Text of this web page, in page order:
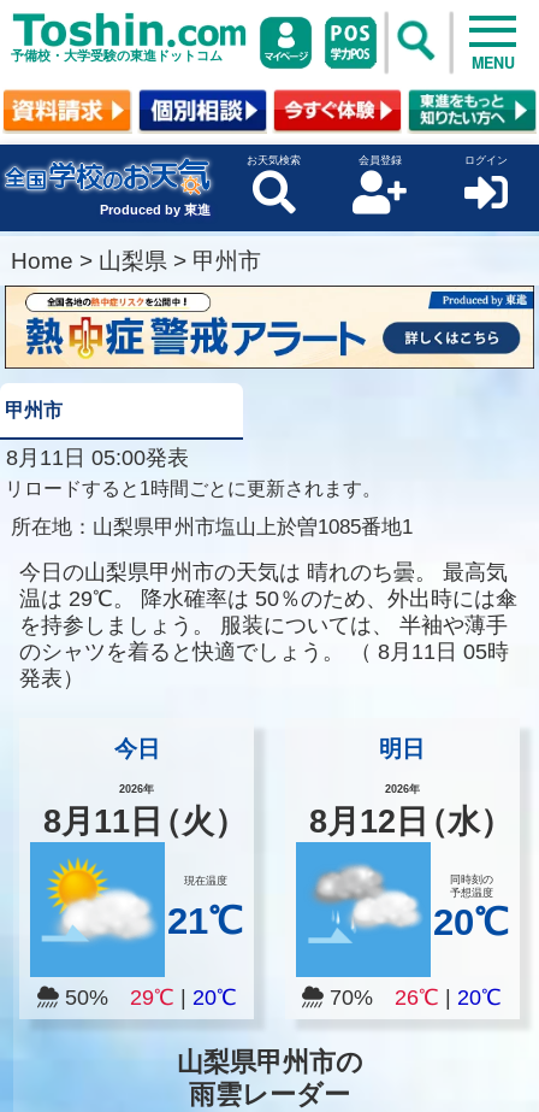
予備校・大学受験の東進ドットコム MENU
Produced by 東進
お天気検索 会員登録 ログイン
Home > 山梨県 > 甲州市
甲州市
8月11日 05:00発表
リロードすると1時間ごとに更新されます。
所在地： 山梨県甲州市塩山上於曽1085番地1
今日の山梨県甲州市の天気は 晴れのち曇。
最高気
温は 29℃。 降水確率は 50％のため、外出時には傘
を持参しましょう。
服装については、
半袖や薄手
のシャツを着ると快適でしょう。
（ 8月11日 05時
発表）
今日
2026年
8月 11日（火）
現在温度
21℃
50% 29℃ 20℃
明日
2026年
8月 12 日（水）
同時刻の
予想温度
20℃
70% 26℃ |20℃
山梨県甲州市の
雨雲レーダー